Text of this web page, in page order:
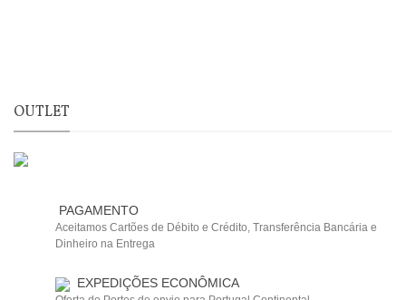
OUTLET
PAGAMENTO
Aceitamos Cartões de Débito e Crédito, Transferência Bancária e
Dinheiro na Entrega
EXPEDIÇÕES ECONÔMICA